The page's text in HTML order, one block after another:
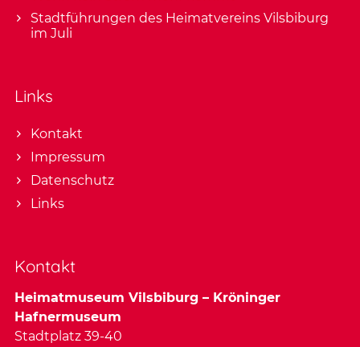
Stadtführungen des Heimatvereins Vilsbiburg
im Juli
Links
Kontakt
Impressum
Datenschutz
Links
Kontakt
Heimatmuseum Vilsbiburg – Kröninger
Hafnermuseum
Stadtplatz 39-40